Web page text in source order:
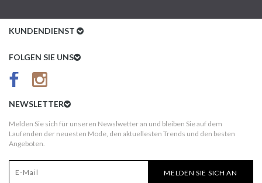
KUNDENDIENST
Kundenservice
AGB
Kundeninformationen
Widerruf
FOLGEN SIE UNS
NEWSLETTER
Melden Sie sich für unseren Newslwetter an und bleiben Sie auf dem
Laufenden der neuesten Mode, den aktuellesten Trends und den besten
Angeboten.
MELDEN SIE SICH AN